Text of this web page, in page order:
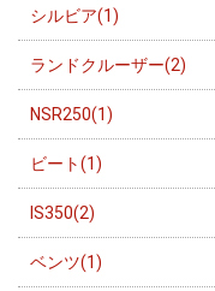
シルビア(1)
ランドクルーザー(2)
NSR250(1)
ビート(1)
IS350(2)
ベンツ(1)